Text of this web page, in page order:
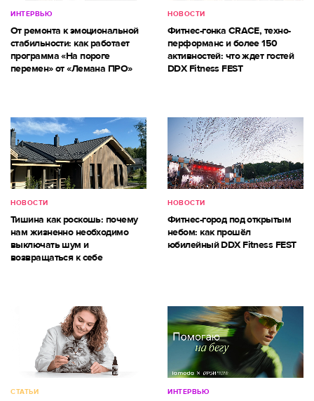
ИНТЕРВЬЮ
От ремонта к эмоциональной
стабильности: как работает
программа «На пороге
перемен» от «Лемана ПРО»
НОВОСТИ
Фитнес-гонка CRACE, техно-
перформанс и более 150
активностей: что ждет гостей
DDX Fitness FEST
НОВОСТИ
Тишина как роскошь: почему
нам жизненно необходимо
выключать шум и
возвращаться к себе
НОВОСТИ
Фитнес-город под открытым
небом: как прошёл
юбилейный DDX Fitness FEST
СТАТЬИ ИНТЕРВЬЮ